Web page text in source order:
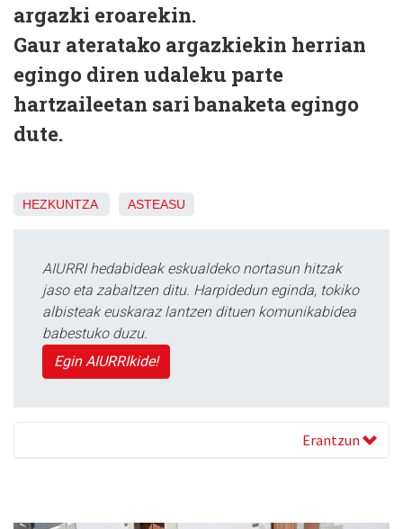
argazki eroarekin.
Gaur ateratako argazkiekin herrian
egingo diren udaleku parte
hartzaileetan sari banaketa egingo
dute.
HEZKUNTZA ASTEASU
AIURRI hedabideak eskualdeko nortasun hitzak
jaso eta zabaltzen ditu. Harpidedun eginda, tokiko
albisteak euskaraz lantzen dituen komunikabidea
babestuko duzu.
Egin AIURRIkide!
Erantzun